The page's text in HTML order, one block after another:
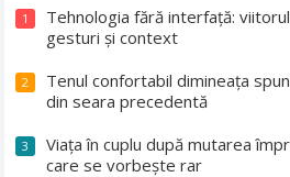
1
Tehnologia fără interfață:
gesturi și context
2
Tenul confortabil dimineața
din seara precedentă
3
Viața în cuplu după mutarea
care se vorbește rar